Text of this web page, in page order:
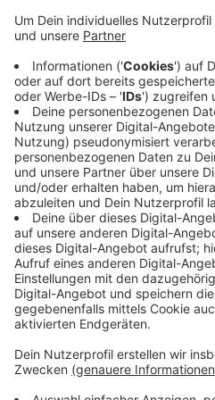
Anzeige
Die Umfrage geht bis Anfang
Ergebnisse fließen dann in
Anfang Oktober hatten die
schon Kulturvereine und -
Künstler in Dülmen befragt.
Bedarfsanalyse: ein
Joseph-Kirche in ein Bühnen-
umwandeln.HIERgeht's zur
Anzeige